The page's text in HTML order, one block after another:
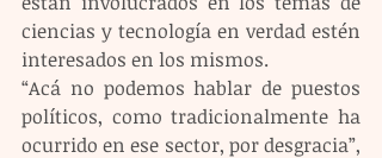
ciencias y tecnología en verdad estén
interesados en los mismos.
“Acá no podemos hablar de puestos
políticos, como tradicionalmente ha
ocurrido en ese sector, por desgracia”,